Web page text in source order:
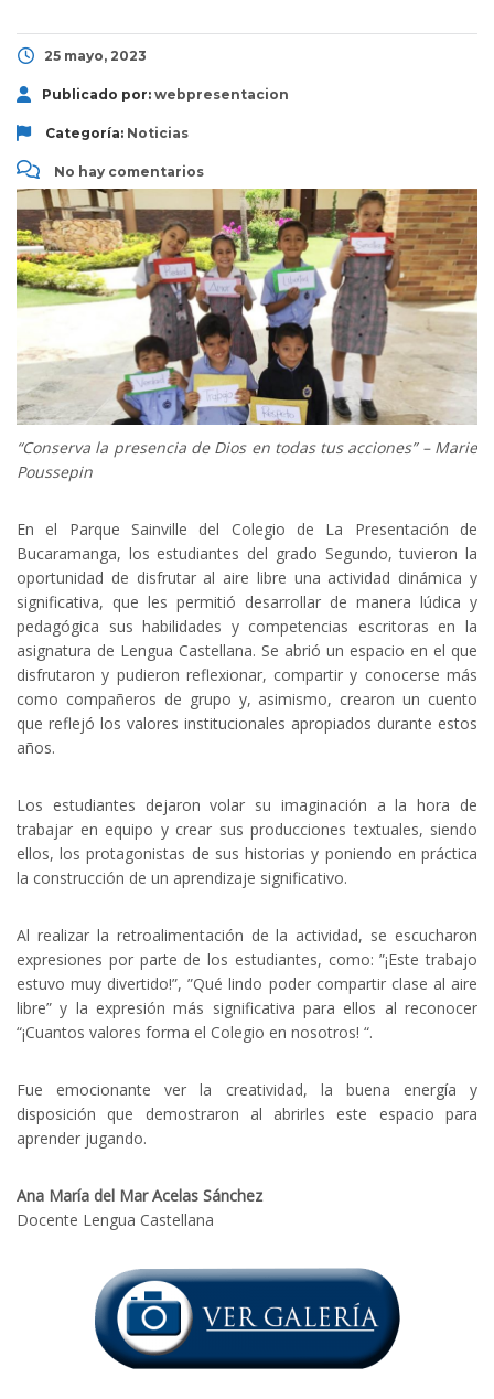
25 mayo, 2023
Publicado por: webpresentacion
Categoría: Noticias
No hay comentarios
“Conserva la presencia de Dios en todas tus acciones” – Marie
Poussepin
En el Parque Sainville del Colegio de La Presentación de
Bucaramanga, los estudiantes del grado Segundo, tuvieron la
oportunidad de disfrutar al aire libre una actividad dinámica y
significativa, que les permitió desarrollar de manera lúdica y
pedagógica sus habilidades y competencias escritoras en la
asignatura de Lengua Castellana. Se abrió un espacio en el que
disfrutaron y pudieron reflexionar, compartir y conocerse más
como compañeros de grupo y, asimismo, crearon un cuento
que reflejó los valores institucionales apropiados durante estos
años.
Los estudiantes dejaron volar su imaginación a la hora de
trabajar en equipo y crear sus producciones textuales, siendo
ellos, los protagonistas de sus historias y poniendo en práctica
la construcción de un aprendizaje significativo.
Al realizar la retroalimentación de la actividad, se escucharon
expresiones por parte de los estudiantes, como: ”¡Este trabajo
estuvo muy divertido!”, ”Qué lindo poder compartir clase al aire
libre” y la expresión más significativa para ellos al reconocer
“¡Cuantos valores forma el Colegio en nosotros! “.
Fue emocionante ver la creatividad, la buena energía y
disposición que demostraron al abrirles este espacio para
aprender jugando.
Ana María del Mar Acelas Sánchez
Docente Lengua Castellana